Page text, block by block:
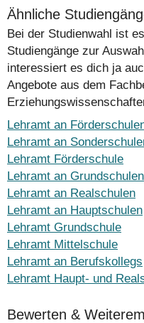
Ähnliche
Bei der Studienwahl ist
Studiengänge zur
interessiert es dich ja
Angebote aus dem
Lehramt an
Lehramt an
Lehramt Förderschule
Lehramt an Grundschulen
Lehramt an Realschulen
Lehramt an Hauptschulen
Lehramt Grundschule
Lehramt Mittelschule
Lehramt an Berufskollegs
Lehramt Haupt- und
Bewerten &